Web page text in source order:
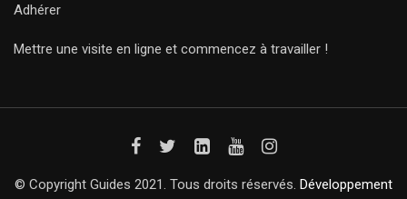
Adhérer
Mettre une visite en ligne et commencez à travailler !
© Copyright Guides 2021. Tous droits réservés. Développement